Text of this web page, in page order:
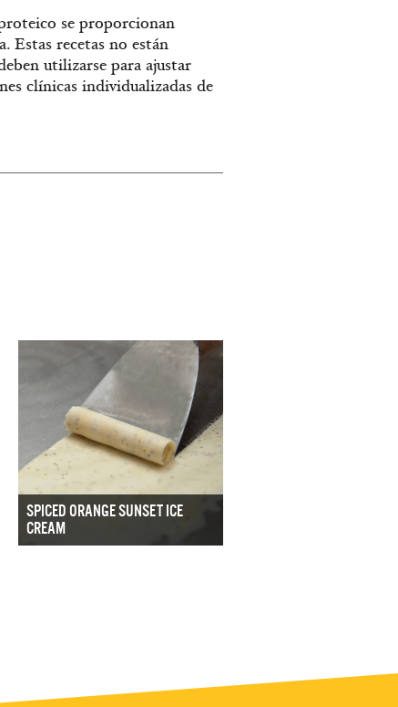
se proporcionan
Estas recetas no están
utilizarse para ajustar
clínicas individualizadas de
SPICED ORANGE SUNSET ICE
CREAM